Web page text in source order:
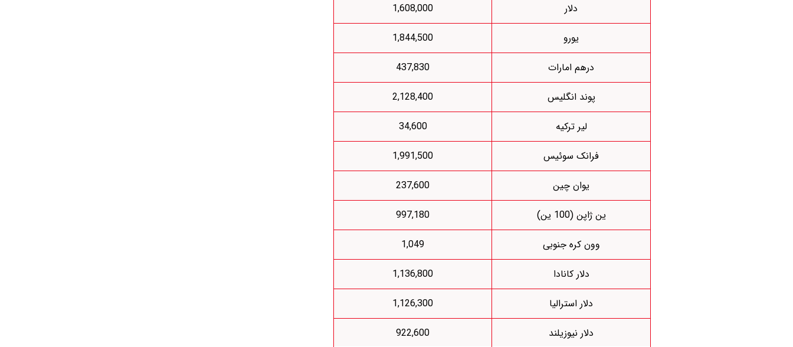
دلار
1,608,000
یورو
1,844,500
درهم امارات
437,830
پوند انگلیس
2,128,400
لیر ترکیه
34,600
فرانک سوئیس
1,991,500
یوان چین
237,600
ین ژاپن (100 ین)
997,180
وون کره جنوبی
1,049
دلار کانادا
1,136,800
دلار استرالیا
1,126,300
دلار نیوزیلند
922,600